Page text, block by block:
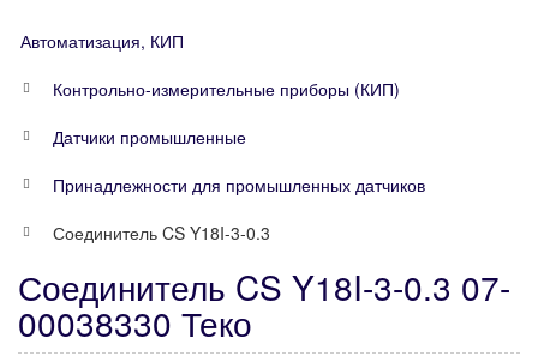
Автоматизация, КИП
Контрольно-измерительные приборы (КИП)
Датчики промышленные
Принадлежности для промышленных датчиков
Соединитель CS Y18I-3-0.3
Соединитель CS Y18I-3-0.3 07-
00038330 Теко